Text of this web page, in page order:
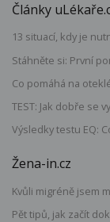
Články
13 situací, kdy je
Stáhněte si: První
Co pomáhá na
TEST: Jak dobře se
Výsledky testu EQ:
Žena-in.cz
Kvůli migréně jsem
Pět tipů, jak začít